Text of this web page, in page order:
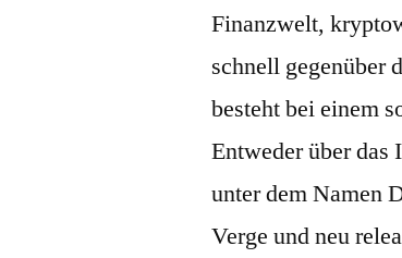
Finanzwelt,
schnell gegenüber
besteht bei einem
Entweder über das
unter dem Namen
Verge und neu